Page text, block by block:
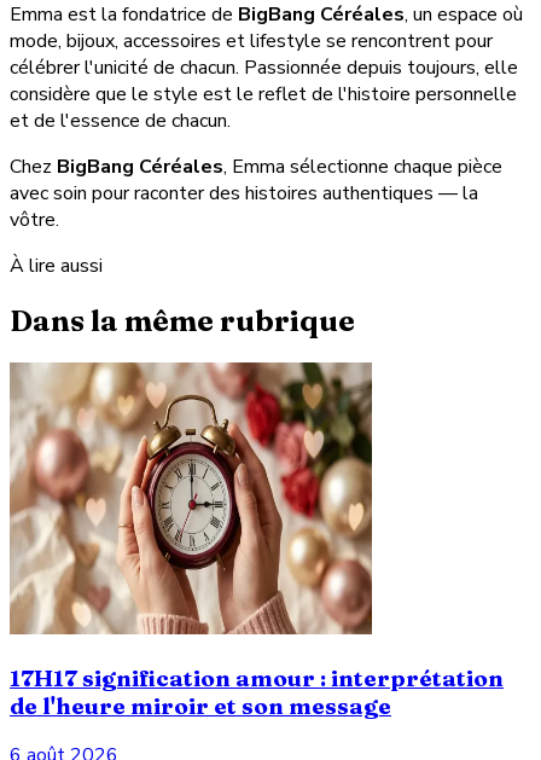
Emma est la fondatrice de BigBang Céréales, un espace où
mode, bijoux, accessoires et lifestyle se rencontrent pour
célébrer l'unicité de chacun. Passionnée depuis toujours, elle
considère que le style est le reflet de l'histoire personnelle
et de l'essence de chacun.
Chez BigBang Céréales, Emma sélectionne chaque pièce
avec soin pour raconter des histoires authentiques — la
vôtre.
À lire aussi
Dans la même rubrique
17H17 signification amour : interprétation
de l'heure miroir et son message